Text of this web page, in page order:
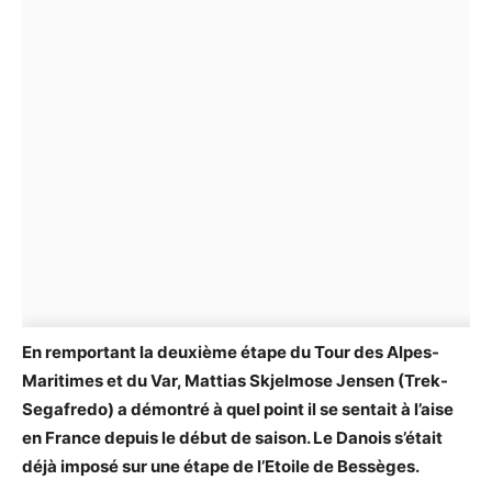
En remportant la deuxième étape du Tour des Alpes-
Maritimes et du Var, Mattias Skjelmose Jensen (Trek-
Segafredo) a démontré à quel point il se sentait à l’aise
en France depuis le début de saison. Le Danois s’était
déjà imposé sur une étape de l’Etoile de Bessèges.